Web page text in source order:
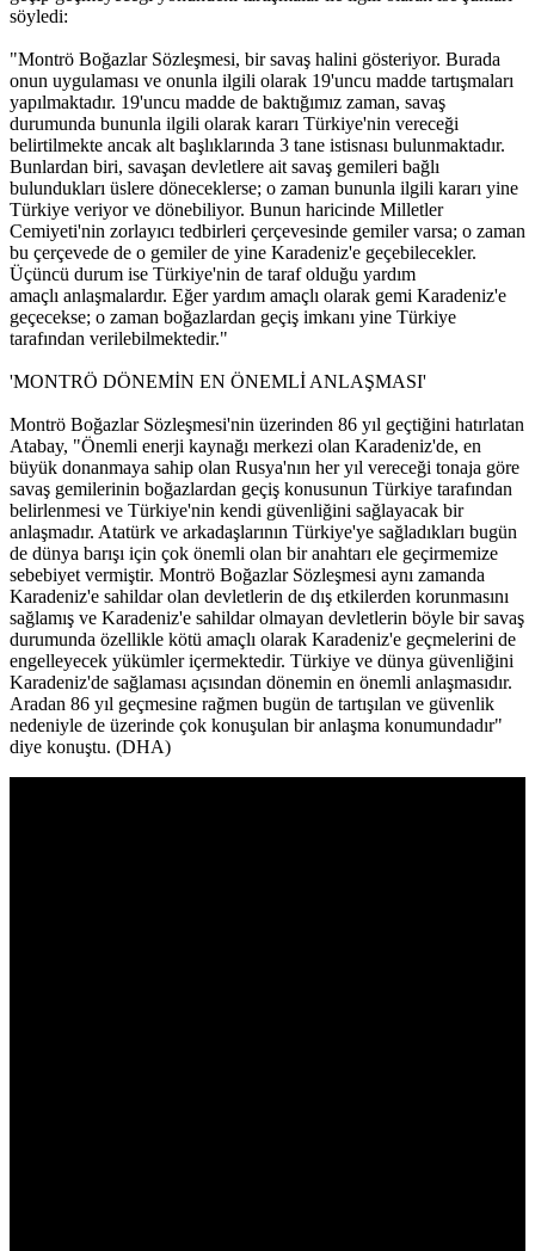
söyledi:
"Montrö Boğazlar Sözleşmesi, bir savaş halini gösteriyor. Burada
onun uygulaması ve onunla ilgili olarak 19'uncu madde tartışmaları
yapılmaktadır. 19'uncu madde de baktığımız zaman, savaş
durumunda bununla ilgili olarak kararı Türkiye'nin vereceği
belirtilmekte ancak alt başlıklarında 3 tane istisnası bulunmaktadır.
Bunlardan biri, savaşan devletlere ait savaş gemileri bağlı
bulundukları üslere döneceklerse; o zaman bununla ilgili kararı yine
Türkiye veriyor ve dönebiliyor. Bunun haricinde Milletler
Cemiyeti'nin zorlayıcı tedbirleri çerçevesinde gemiler varsa; o zaman
bu çerçevede de o gemiler de yine Karadeniz'e geçebilecekler.
Üçüncü durum ise Türkiye'nin de taraf olduğu yardım
amaçlı anlaşmalardır. Eğer yardım amaçlı olarak gemi Karadeniz'e
geçecekse; o zaman boğazlardan geçiş imkanı yine Türkiye
tarafından verilebilmektedir."
'MONTRÖ DÖNEMİN EN ÖNEMLİ ANLAŞMASI'
Montrö Boğazlar Sözleşmesi'nin üzerinden 86 yıl geçtiğini hatırlatan
Atabay, "Önemli enerji kaynağı merkezi olan Karadeniz'de, en
büyük donanmaya sahip olan Rusya'nın her yıl vereceği tonaja göre
savaş gemilerinin boğazlardan geçiş konusunun Türkiye tarafından
belirlenmesi ve Türkiye'nin kendi güvenliğini sağlayacak bir
anlaşmadır. Atatürk ve arkadaşlarının Türkiye'ye sağladıkları bugün
de dünya barışı için çok önemli olan bir anahtarı ele geçirmemize
sebebiyet vermiştir. Montrö Boğazlar Sözleşmesi aynı zamanda
Karadeniz'e sahildar olan devletlerin de dış etkilerden korunmasını
sağlamış ve Karadeniz'e sahildar olmayan devletlerin böyle bir savaş
durumunda özellikle kötü amaçlı olarak Karadeniz'e geçmelerini de
engelleyecek yükümler içermektedir. Türkiye ve dünya güvenliğini
Karadeniz'de sağlaması açısından dönemin en önemli anlaşmasıdır.
Aradan 86 yıl geçmesine rağmen bugün de tartışılan ve güvenlik
nedeniyle de üzerinde çok konuşulan bir anlaşma konumundadır"
diye konuştu. (DHA)